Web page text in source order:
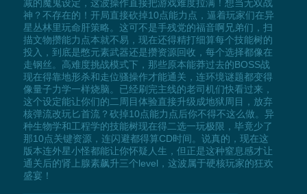
减的魔鬼设定，这波操作直接把游戏难度拉满！想当无双战
神？不存在的！开局直接砍掉10点能力点，逼着玩家们在异
星丛林里玩命肝策略。这可不是手残党的福音啊兄弟们，扫
描文物攒能力点本就不易，现在还得精打细算每个技能树的
投入，到底是憋元素武器还是攒资源回收，每个选择都像在
走钢丝。高难度挑战模式下，那些原本能莽过去的BOSS战
现在得靠地形杀和走位骚操作才能通关，连环境谜题都变得
像量子力学一样烧脑。已经刷完主线的老司机们快看过来，
这个设定能让你们的二周目体验直接升级成地狱周目，放弃
核弹流改玩匕首流？砍掉10点能力点后你不得不这么做。异
种生物学和工程学的技能树现在得二选一玩极限，毕竟少了
那10点关键资源，连闪避都得算CD时间。说真的，现在这
版本连外星小怪都能让你怀疑人生，但正是这种窒息感才让
通关后的肾上腺素飙升三个level，这波属于硬核玩家的狂欢
盛宴！